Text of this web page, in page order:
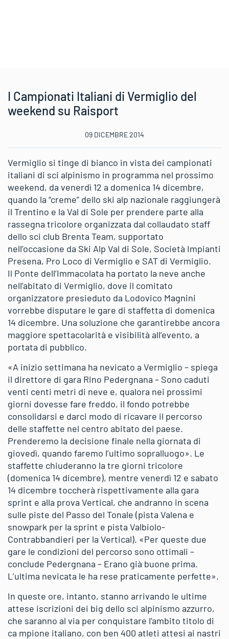
I Campionati Italiani di Vermiglio del
weekend su Raisport
09 DICEMBRE 2014
Vermiglio si tinge di bianco in vista dei campionati
italiani di sci alpinismo in programma nel prossimo
weekend, da venerdì 12 a domenica 14 dicembre,
quando la “creme” dello ski alp nazionale raggiungerà
il Trentino e la Val di Sole per prendere parte alla
rassegna tricolore organizzata dal collaudato staff
dello sci club Brenta Team, supportato
nell’occasione da Ski Alp Val di Sole, Società Impianti
Presena, Pro Loco di Vermiglio e SAT di Vermiglio.
Il Ponte dell’Immacolata ha portato la neve anche
nell’abitato di Vermiglio, dove il comitato
organizzatore presieduto da Lodovico Magnini
vorrebbe disputare le gare di staffetta di domenica
14 dicembre. Una soluzione che garantirebbe ancora
maggiore spettacolarità e visibilità all’evento, a
portata di pubblico.
«A inizio settimana ha nevicato a Vermiglio – spiega
il direttore di gara Rino Pedergnana – Sono caduti
venti centi metri di neve e, qualora nei prossimi
giorni dovesse fare freddo, il fondo potrebbe
consolidarsi e darci modo di ricavare il percorso
delle staffette nel centro abitato del paese.
Prenderemo la decisione finale nella giornata di
giovedì, quando faremo l’ultimo sopralluogo». Le
staffette chiuderanno la tre giorni tricolore
(domenica 14 dicembre), mentre venerdì 12 e sabato
14 dicembre toccherà rispettivamente alla gara
sprint e alla prova Vertical, che andranno in scena
sulle piste del Passo del Tonale (pista Valena e
snowpark per la sprint e pista Valbiolo-
Contrabbandieri per la Vertical). «Per queste due
gare le condizioni del percorso sono ottimali –
conclude Pedergnana – Erano già buone prima.
L’ultima nevicata le ha rese praticamente perfette».
In queste ore, intanto, stanno arrivando le ultime
attese iscrizioni dei big dello sci alpinismo azzurro,
che saranno al via per conquistare l’ambito titolo di
ca mpione italiano, con ben 400 atleti attesi ai nastri